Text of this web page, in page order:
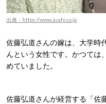
出典：https://www.asahi.co.jp
佐藤弘道さんの嫁は、大学時
んという女性です。かつては、
めていました。
佐藤弘道さんが経営する「佐